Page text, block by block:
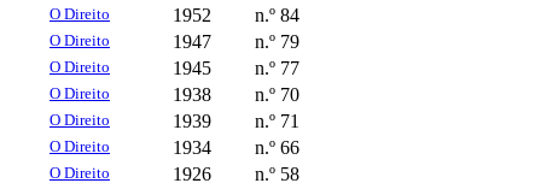
O Direito 1952 n.º 84
O Direito 1947 n.º 79
O Direito 1945 n.º 77
O Direito 1938 n.º 70
O Direito 1939 n.º 71
O Direito 1934 n.º 66
O Direito 1926 n.º 58